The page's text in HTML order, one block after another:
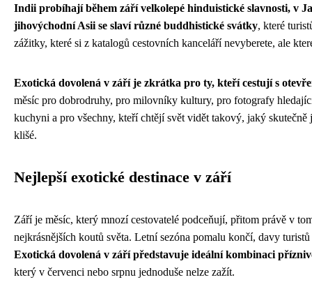
Indii probíhají během září velkolepé hinduistické slavnosti, v
jihovýchodní Asii se slaví různé buddhistické svátky, které
zážitky, které si z katalogů cestovních kanceláří nevyberete, ale
Exotická dovolená v září je zkrátka pro ty, kteří cestují s
měsíc pro dobrodruhy, pro milovníky kultury, pro fotografy
kuchyni a pro všechny, kteří chtějí svět vidět takový, jaký
klišé.
Nejlepší exotické destinace v září
Září je měsíc, který mnozí cestovatelé podceňují, přitom právě v
nejkrásnějších koutů světa. Letní sezóna pomalu končí, davy
Exotická dovolená v září představuje ideální kombinaci
který v červenci nebo srpnu jednoduše nelze zažít.